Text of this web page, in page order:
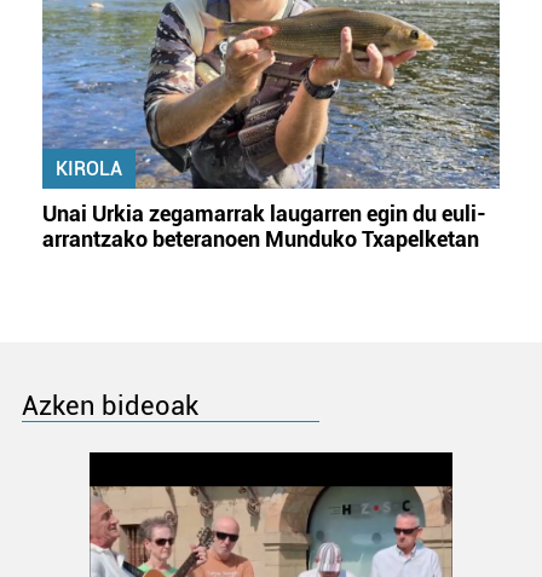
KIROLA
Unai Urkia zegamarrak laugarren egin du euli-
arrantzako beteranoen Munduko Txapelketan
Azken bideoak